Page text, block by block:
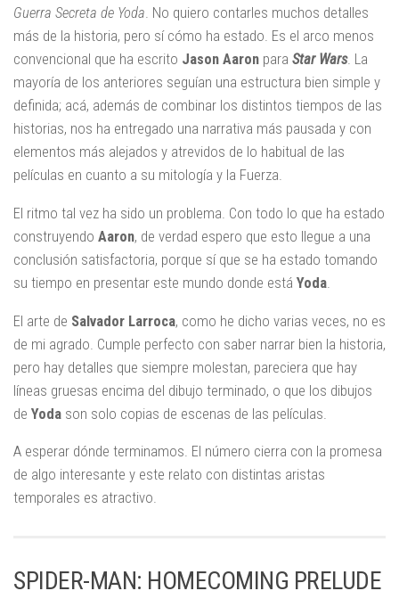
Guerra Secreta de Yoda. No quiero contarles muchos detalles
más de la historia, pero sí cómo ha estado. Es el arco menos
convencional que ha escrito Jason Aaron para Star Wars. La
mayoría de los anteriores seguían una estructura bien simple y
definida; acá, además de combinar los distintos tiempos de las
historias, nos ha entregado una narrativa más pausada y con
elementos más alejados y atrevidos de lo habitual de las
películas en cuanto a su mitología y la Fuerza.
El ritmo tal vez ha sido un problema. Con todo lo que ha estado
construyendo Aaron, de verdad espero que esto llegue a una
conclusión satisfactoria, porque sí que se ha estado tomando
su tiempo en presentar este mundo donde está Yoda
El arte de Salvador Larroca, como he dicho varias veces, no es
de mi agrado. Cumple perfecto con saber narrar bien la historia,
pero hay detalles que siempre molestan, pareciera que hay
líneas gruesas encima del dibujo terminado, o que los dibujos
de Yoda son solo copias de escenas de las películas.
A esperar dónde terminamos. El número cierra con la promesa
de algo interesante y este relato con distintas aristas
temporales es atractivo.
SPIDER-MAN: HOMECOMING PRELUDE